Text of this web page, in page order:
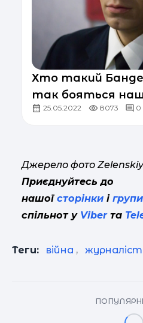
Хто такий
так бояться
25.05.2022 8073 0
Джерело фото
Приєднуйтесь до
нашоїсторінки ігрупи
спільнот уViberта
Теги: війна ,
ПОПУЛЯРНІ